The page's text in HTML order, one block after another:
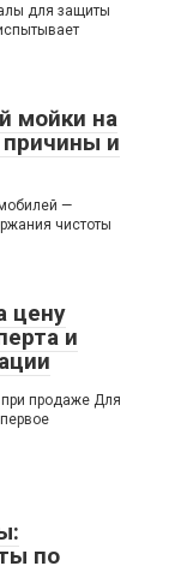
для защиты
мойки на
причины и
—
чистоты
цену
и
продаже Для
по